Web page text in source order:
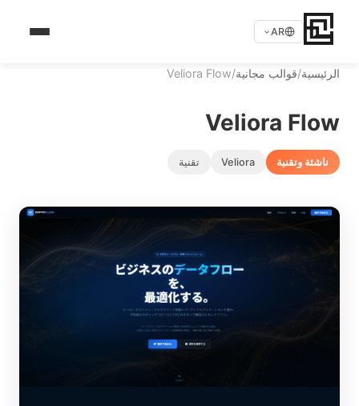
AR
الرئيسية/قوالب مجانية/
Veliora Flow
Veliora Flow
ناشئة وتقنية Veliora تقنية